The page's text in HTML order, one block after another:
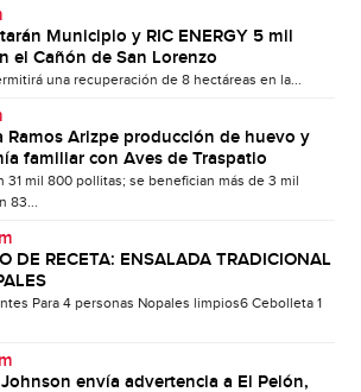
Municipio y RIC ENERGY 5 mil
el Cañón de San Lorenzo
una recuperación de 8 hectáreas en la...
Ramos Arizpe producción de huevo y
familiar con Aves de Traspatio
31 mil 800 pollitas; se benefician más de 3 mil
83...
DE RECETA: ENSALADA TRADICIONAL
Para 4 personas Nopales limpios6 Cebolleta 1
envía advertencia a El Pelón,